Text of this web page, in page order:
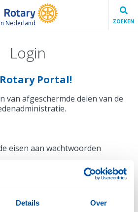
Details Over
Nederland ZOEKEN
Login
Portal!
van afgeschermde delen van de
eisen aan wachtwoorden
niet voldoen, krijg je bij het
een melding en de mogelijkheid
in te stellen.